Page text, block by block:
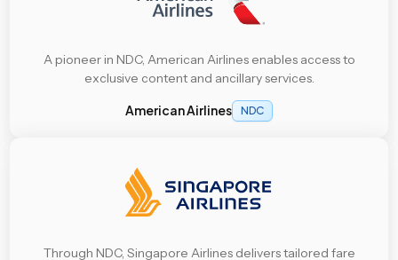
A pioneer in NDC, American Airlines enables access to
exclusive content and ancillary services.
American Airlines NDC
Through NDC, Singapore Airlines delivers tailored fare